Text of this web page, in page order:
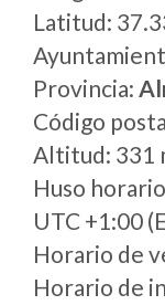
Latitud:
Provincia:
Código
Altitud: 331
Huso
UTC +1:00
Horario de
Horario de